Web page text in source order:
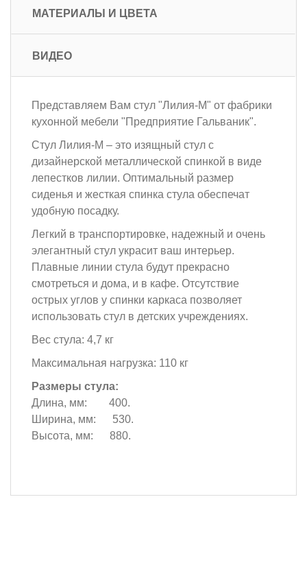
МАТЕРИАЛЫ И ЦВЕТА
ВИДЕО
Представляем Вам стул "Лилия-М" от фабрики
кухонной мебели "Предприятие Гальваник".
Стул Лилия-М – это изящный стул с
дизайнерской металлической спинкой в виде
лепестков лилии. Оптимальный размер
сиденья и жесткая спинка стула обеспечат
удобную посадку.
Легкий в транспортировке, надежный и очень
элегантный стул украсит ваш интерьер.
Плавные линии стула будут прекрасно
смотреться и дома, и в кафе. Отсутствие
острых углов у спинки каркаса позволяет
использовать стул в детских учреждениях.
Вес стула: 4,7 кг
Максимальная нагрузка: 110 кг
Размеры стула:
Длина, мм: 400.
Ширина, мм: 530.
Высота, мм: 880.